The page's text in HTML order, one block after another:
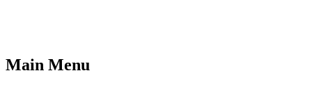
Main Menu